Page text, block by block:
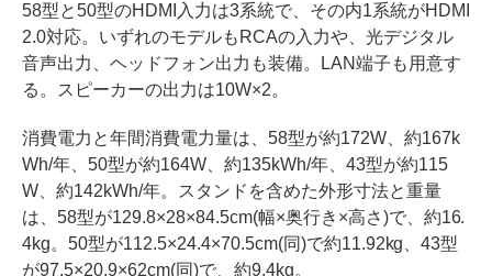
58型と50型のHDMI入力は3系統で、その内1系統がHDMI
2.0対応。いずれのモデルもRCAの入力や、光デジタル
音声出力、ヘッドフォン出力も装備。LAN端子も用意す
る。スピーカーの出力は10W×2。
消費電力と年間消費電力量は、58型が約172W、約167k
Wh/年、50型が約164W、約135kWh/年、43型が約115
W、約142kWh/年。スタンドを含めた外形寸法と重量
は、58型が129.8×28×84.5cm(幅×奥行き×高さ)で、約16.
4kg。50型が112.5×24.4×70.5cm(同)で約11.92kg、43型
が97.5×20.9×62cm(同)で、約9.4kg。